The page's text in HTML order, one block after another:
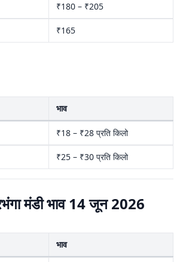
₹180 – ₹205
₹165
भाव
₹18 – ₹28 प्रति किलो
₹25 – ₹30 प्रति किलो
मंडी भाव 14 जून 2026
भाव